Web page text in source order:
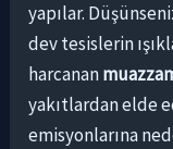
yapılar.
dev tesislerin
harcanan
yakıtlardan elde
emisyonlarına